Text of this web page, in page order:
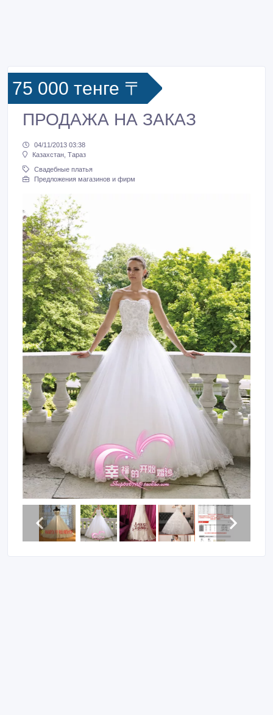
75 000 тенге 〒
ПРОДАЖА НА ЗАКАЗ
04/11/2013 03:38
Казахстан, Тараз
Свадебные платья
Предложения магазинов и фирм